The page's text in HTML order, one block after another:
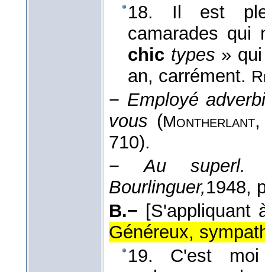
18. Il est
camarades qui
chic types »
an, carrément.
− Employé
vous (Montherlant
710).
−Au superl.
Bourlinguer,1948,
B.− [S'appliquant
Généreux,
19. C'est